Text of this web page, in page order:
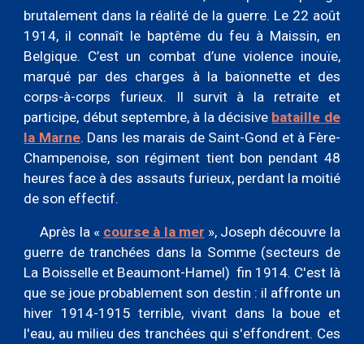
brutalement dans la réalité de la guerre. Le 22 août
1914, il connaît le baptême du feu à Maissin, en
Belgique. C’est un combat d’une violence inouïe,
marqué par des charges à la baïonnette et des
corps-à-corps furieux. Il survit à la retraite et
participe, début septembre, à la décisive bataille de
la Marne. Dans les marais de Saint-Gond et à Fère-
Champenoise, son régiment tient bon pendant 48
heures face à des assauts furieux, perdant la moitié
de son effectif.
Après la « course à la mer », Joseph découvre la
guerre de tranchées dans la Somme (secteurs de
La Boisselle et Beaumont-Hamel) fin 1914. C'est là
que se joue probablement son destin : il affronte un
hiver 1914-1915 terrible, vivant dans la boue et
l'eau, au milieu des tranchées qui s'effondrent. Ces